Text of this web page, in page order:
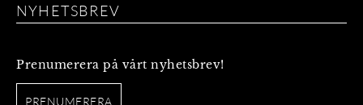
NYHETSBREV
Prenumerera på vårt nyhetsbrev!
PRENUMERERA